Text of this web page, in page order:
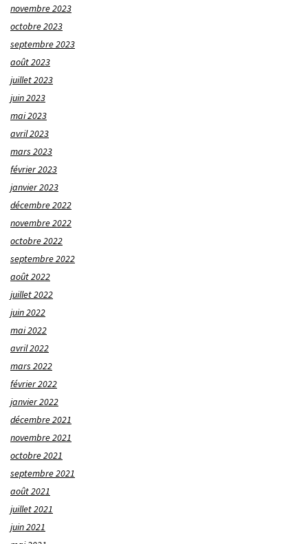
novembre 2023
octobre 2023
septembre 2023
août 2023
juillet 2023
juin 2023
mai 2023
avril 2023
mars 2023
février 2023
janvier 2023
décembre 2022
novembre 2022
octobre 2022
septembre 2022
août 2022
juillet 2022
juin 2022
mai 2022
avril 2022
mars 2022
février 2022
janvier 2022
décembre 2021
novembre 2021
octobre 2021
septembre 2021
août 2021
juillet 2021
juin 2021